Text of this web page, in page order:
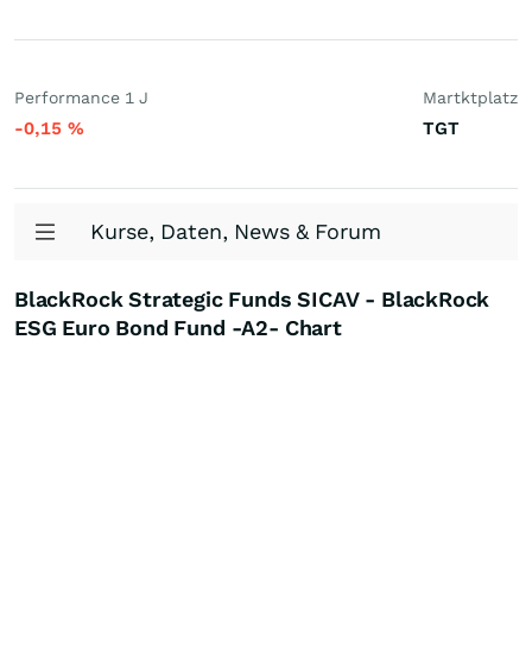
Performance 1 J
-0,15 %
Martktplatz
TGT
Kurse, Daten, News & Forum
BlackRock Strategic Funds SICAV - BlackRock
ESG Euro Bond Fund -A2- Chart